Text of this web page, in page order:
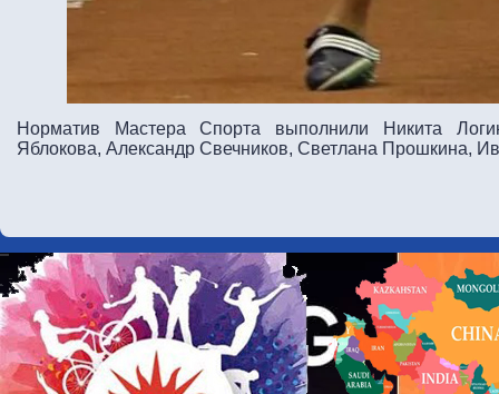
Норматив Мастера Спорта выполнили Никита
Яблокова, Александр Свечников, Светлана Прошкина,